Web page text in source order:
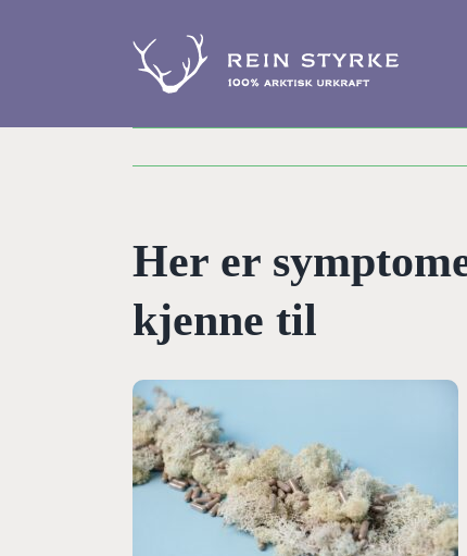
Her er
kjenne til